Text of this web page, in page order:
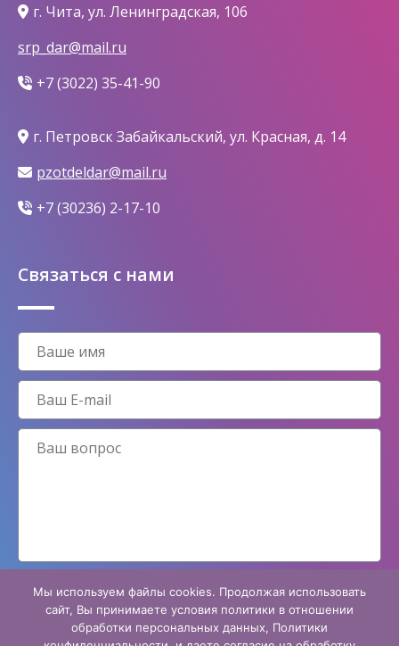
г. Чита, ул. Ленинградская, 106
srp_dar@mail.ru
+7 (3022) 35-41-90
г. Петровск Забайкальский, ул. Красная, д. 14
pzotdeldar@mail.ru
+7 (30236) 2-17-10
Связаться с нами
Принимаю условияполитики конфиденциальности
Мы используем файлы cookies. Продолжая использовать
сайт, Вы принимаете условия политики в отношении
обработки персональных данных, Политики